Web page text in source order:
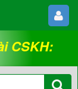
CSKH: